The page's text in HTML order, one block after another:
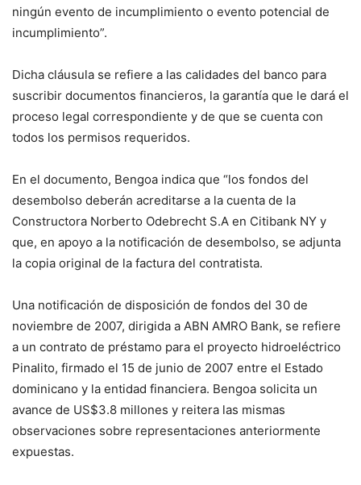
ningún evento de incumplimiento o evento potencial de
incumplimiento”.
Dicha cláusula se refiere a las calidades del banco para
suscribir documentos financieros, la garantía que le dará el
proceso legal correspondiente y de que se cuenta con
todos los permisos requeridos.
En el documento, Bengoa indica que “los fondos del
desembolso deberán acreditarse a la cuenta de la
Constructora Norberto Odebrecht S.A en Citibank NY y
que, en apoyo a la notificación de desembolso, se adjunta
la copia original de la factura del contratista.
Una notificación de disposición de fondos del 30 de
noviembre de 2007, dirigida a ABN AMRO Bank, se refiere
a un contrato de préstamo para el proyecto hidroeléctrico
Pinalito, firmado el 15 de junio de 2007 entre el Estado
dominicano y la entidad financiera. Bengoa solicita un
avance de US$3.8 millones y reitera las mismas
observaciones sobre representaciones anteriormente
expuestas.